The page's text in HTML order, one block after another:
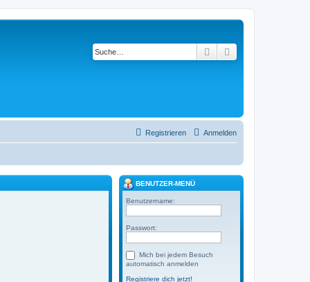
Suche
Anmelden
Registrieren
BENUTZER-MENÜ
Benutzername:
Passwort:
Mich bei jedem Besuch
automatisch anmelden
Registriere dich jetzt!